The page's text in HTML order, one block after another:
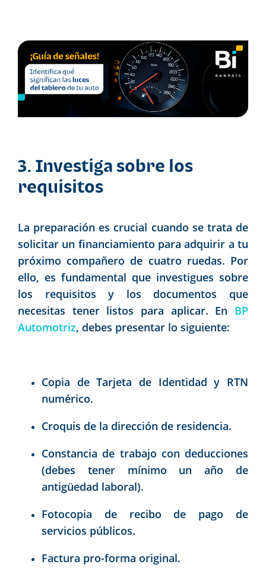
3. Investiga sobre los
requisitos
La preparación es crucial cuando se trata de
solicitar un financiamiento para adquirir a tu
próximo compañero de cuatro ruedas. Por
ello, es fundamental que investigues sobre
los requisitos y los documentos que
necesitas tener listos para aplicar. En BP
Automotriz, debes presentar lo siguiente:
Copia de Tarjeta de Identidad y RTN
numérico.
Croquis de la dirección de residencia.
Constancia de trabajo con deducciones
(debes tener mínimo un año de
antigüedad laboral).
Fotocopia de recibo de pago de
servicios públicos.
Factura pro-forma original.